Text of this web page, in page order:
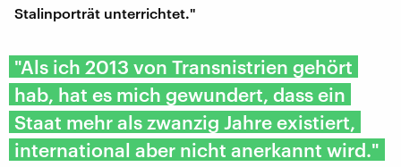
Stalinporträt unterrichtet."
"Als ich 2013 von Transnistrien gehört
hab, hat es mich gewundert, dass ein
Staat mehr als zwanzig Jahre existiert,
international aber nicht anerkannt wird."